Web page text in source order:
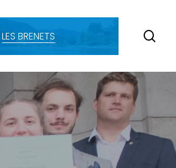
LES BRENETS